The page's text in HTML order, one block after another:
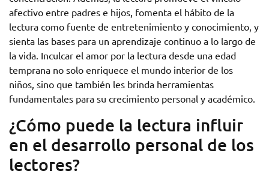
afectivo entre padres e hijos, fomenta el hábito de la
lectura como fuente de entretenimiento y conocimiento, y
sienta las bases para un aprendizaje continuo a lo largo de
la vida. Inculcar el amor por la lectura desde una edad
temprana no solo enriquece el mundo interior de los
niños, sino que también les brinda herramientas
fundamentales para su crecimiento personal y académico.
¿Cómo puede la lectura influir
en el desarrollo personal de los
lectores?